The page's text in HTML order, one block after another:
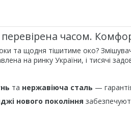
перевірена часом.
та щодня тішитиме око?
на ринку України, і тисячі
та нержавіюча сталь —
нового покоління